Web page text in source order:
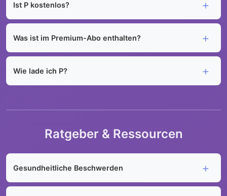
Ist P kostenlos?
Was ist im Premium-Abo enthalten?
Wie lade ich P?
Ratgeber & Ressourcen
Gesundheitliche Beschwerden